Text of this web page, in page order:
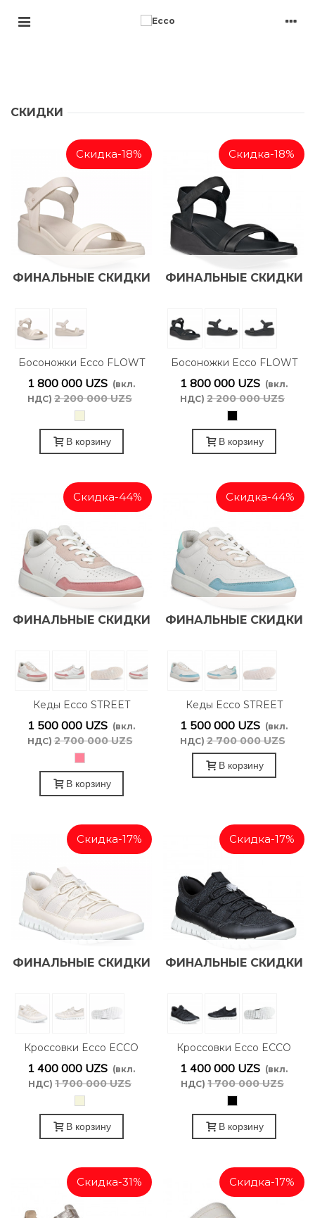
СКИДКИ
Скидка-18%
ФИНАЛЬНЫЕ СКИДКИ
Босоножки Ecco FLOWT
WEDGE LX W
273303/59113
1 800 000 UZS (вкл.
НДС) 2 200 000 UZS
В корзину
Скидка-18%
ФИНАЛЬНЫЕ СКИДКИ
Босоножки Ecco FLOWT
WEDGE LX W
273303/51052
1 800 000 UZS (вкл.
НДС) 2 200 000 UZS
В корзину
Скидка-44%
ФИНАЛЬНЫЕ СКИДКИ
Кеды Ecco STREET
COURT W 272813/61255
1 500 000 UZS (вкл.
НДС) 2 700 000 UZS
розовый
В корзину
Скидка-44%
ФИНАЛЬНЫЕ СКИДКИ
Кеды Ecco STREET
COURT W 272813/61254
1 500 000 UZS (вкл.
НДС) 2 700 000 UZS
В корзину
Скидка-17%
ФИНАЛЬНЫЕ СКИДКИ
Кроссовки Ecco ECCO
Gruuv Lite W Limestone
246303/61403
1 400 000 UZS (вкл.
НДС) 1 700 000 UZS
В корзину
Скидка-17%
ФИНАЛЬНЫЕ СКИДКИ
Кроссовки Ecco ECCO
Gruuv Lite W Black
246303/60266
1 400 000 UZS (вкл.
НДС) 1 700 000 UZS
В корзину
Скидка-31% Скидка-17%